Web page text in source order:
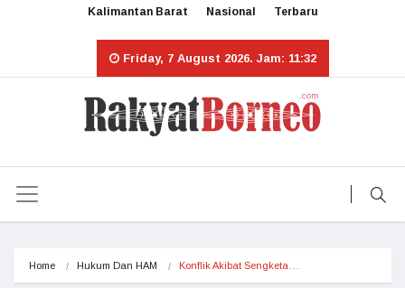
Kalimantan Barat Nasional Terbaru
Friday, 7 August 2026. Jam: 11:32
Home Hukum Dan HAM Konflik Akibat Sengketa…